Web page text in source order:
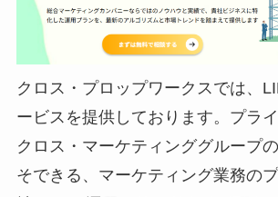
クロス・プロップワークスでは、
ービスを提供しております。プラ
クロス・マーケティンググループ
そできる、マーケティング業務の